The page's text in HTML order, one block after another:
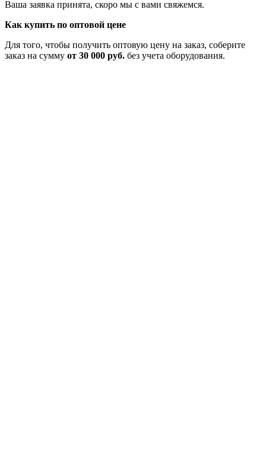
Ваша заявка принята, скоро мы с вами свяжемся.
Как купить по оптовой цене
Для того, чтобы получить оптовую цену на заказ, соберите
заказ на сумму от 30 000 руб. без учета оборудования.